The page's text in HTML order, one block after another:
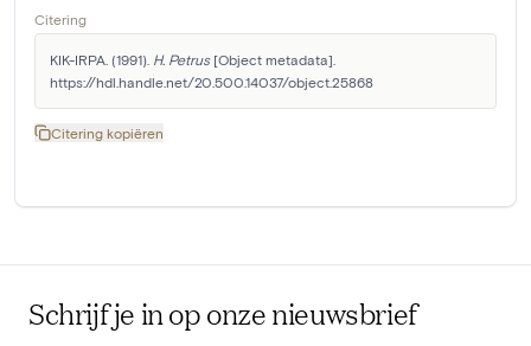
Citering
KIK-IRPA. (1991). H. Petrus [Object metadata].
https://hdl.handle.net/20.500.14037/object.25868
Citering kopiëren
Schrijf je in op onze nieuwsbrief